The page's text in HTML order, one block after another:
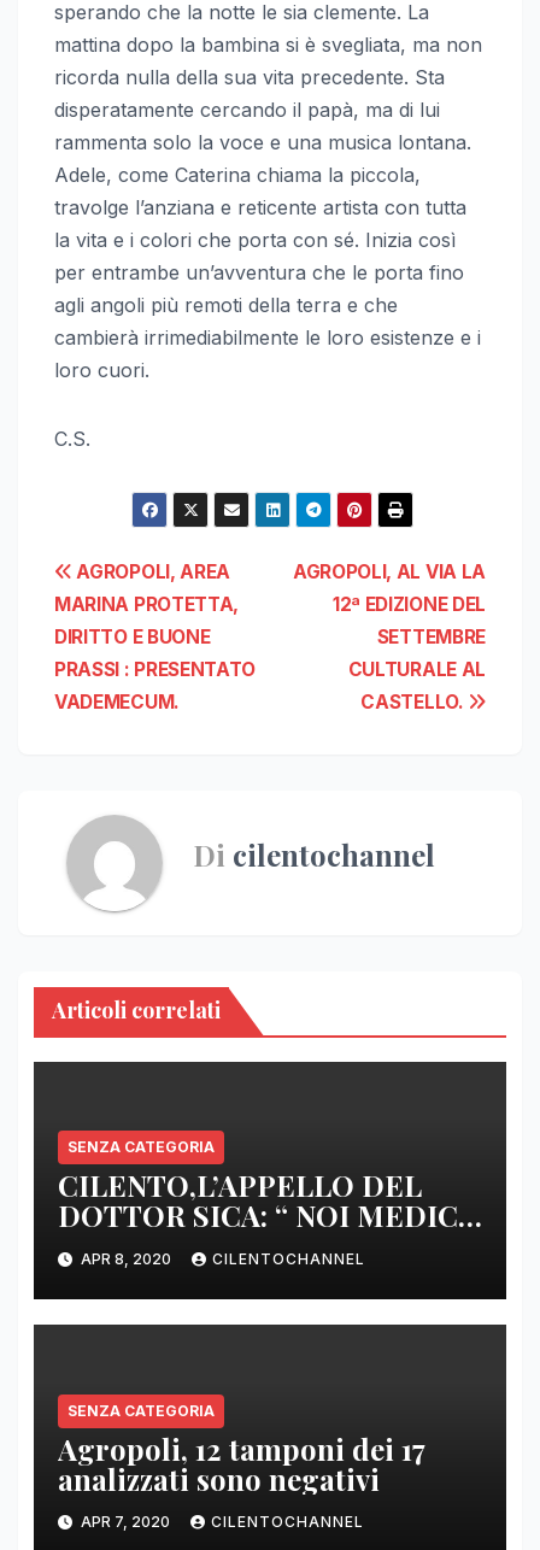
sperando che la notte le sia clemente. La
mattina dopo la bambina si è svegliata, ma non
ricorda nulla della sua vita precedente. Sta
disperatamente cercando il papà, ma di lui
rammenta solo la voce e una musica lontana.
Adele, come Caterina chiama la piccola,
travolge l’anziana e reticente artista con tutta
la vita e i colori che porta con sé. Inizia così
per entrambe un’avventura che le porta fino
agli angoli più remoti della terra e che
cambierà irrimediabilmente le loro esistenze e i
loro cuori.
C.S.
Navigazione
articoli
AGROPOLI, AL VIA LA
12ª EDIZIONE DEL
SETTEMBRE
CULTURALE AL
CASTELLO.
AGROPOLI, AREA
MARINA PROTETTA,
DIRITTO E BUONE
PRASSI : PRESENTATO
VADEMECUM.
Di cilentochannel
Articoli correlati
SENZA CATEGORIA
CILENTO,L’APPELLO DEL
DOTTOR SICA: “ NOI MEDICI
DI BASE SIAMO SENZA ARMI
E SENZA PRESIDI”
APR 8, 2020 CILENTOCHANNEL
SENZA CATEGORIA
Agropoli, 12 tamponi dei 17
analizzati sono negativi
APR 7, 2020 CILENTOCHANNEL